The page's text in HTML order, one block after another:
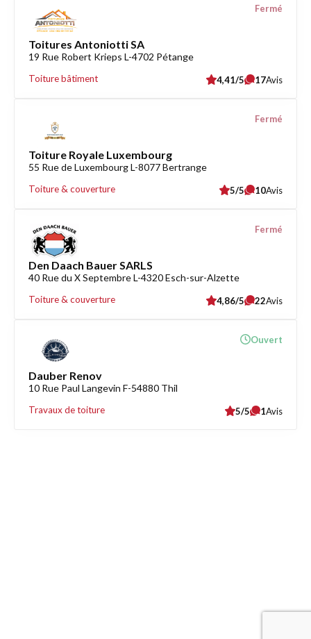
Toitures Antoniotti SA
19 Rue Robert Krieps L-4702 Pétange
Toiture bâtiment
Fermé
4,41/5 17Avis
Toiture Royale Luxembourg
55 Rue de Luxembourg L-8077 Bertrange
Toiture & couverture
Fermé
5/5 10Avis
Den Daach Bauer SARLS
40 Rue du X Septembre L-4320 Esch-sur-Alzette
Toiture & couverture
Fermé
4,86/5 22Avis
Dauber Renov
10 Rue Paul Langevin F-54880 Thil
Travaux de toiture
Ouvert
5/5 1Avis